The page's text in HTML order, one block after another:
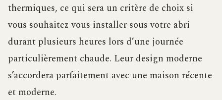
thermiques, ce qui sera un critère de choix si
vous souhaitez vous installer sous votre abri
durant plusieurs heures lors d’une journée
particulièrement chaude. Leur design moderne
s’accordera parfaitement avec une maison récente
et moderne.